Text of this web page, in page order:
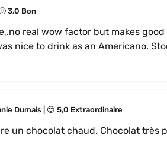
3,0 Bon
real wow factor but makes
nice to drink as an Americano.
Dumais 😍 5,0 Extraordinaire